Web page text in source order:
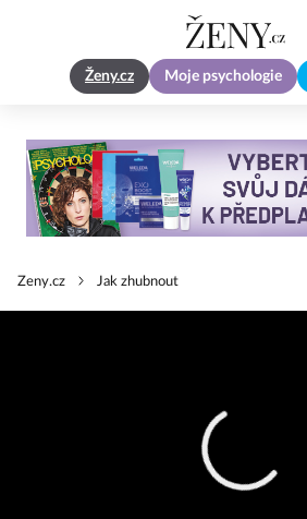
Ženy.cz Moje psychologie
Zeny.cz Jak zhubnout